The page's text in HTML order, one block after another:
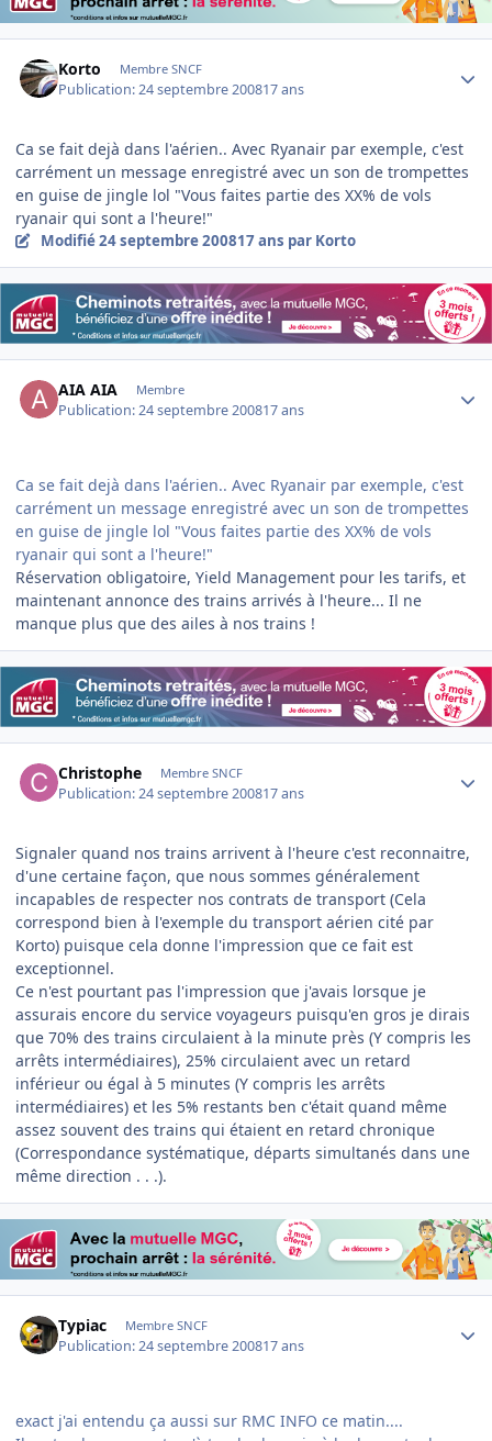
Korto Membre SNCF
Publication:24 septembre 200817 ans
Ca se fait dejà dans l'aérien.. Avec Ryanair par exemple, c'est
carrément un message enregistré avec un son de trompettes
en guise de jingle lol "Vous faites partie des XX% de vols
ryanair qui sont a l'heure!"
Modifié24 septembre 200817 ans par Korto
AIA AIA Membre
Publication:24 septembre 200817 ans
Ca se fait dejà dans l'aérien.. Avec Ryanair par exemple, c'est
carrément un message enregistré avec un son de trompettes
en guise de jingle lol "Vous faites partie des XX% de vols
ryanair qui sont a l'heure!"
Réservation obligatoire, Yield Management pour les tarifs, et
maintenant annonce des trains arrivés à l'heure... Il ne
manque plus que des ailes à nos trains !
Christophe Membre SNCF
Publication:24 septembre 200817 ans
Signaler quand nos trains arrivent à l'heure c'est reconnaitre,
d'une certaine façon, que nous sommes généralement
incapables de respecter nos contrats de transport (Cela
correspond bien à l'exemple du transport aérien cité par
Korto) puisque cela donne l'impression que ce fait est
exceptionnel.
Ce n'est pourtant pas l'impression que j'avais lorsque je
assurais encore du service voyageurs puisqu'en gros je dirais
que 70% des trains circulaient à la minute près (Y compris les
arrêts intermédiaires), 25% circulaient avec un retard
inférieur ou égal à 5 minutes (Y compris les arrêts
intermédiaires) et les 5% restants ben c'était quand même
assez souvent des trains qui étaient en retard chronique
(Correspondance systématique, départs simultanés dans une
même direction . . .).
Typiac Membre SNCF
Publication:24 septembre 200817 ans
exact j'ai entendu ça aussi sur RMC INFO ce matin....